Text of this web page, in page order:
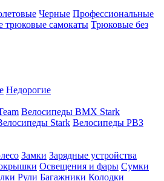
Черные Профессиональные
трюковые самокаты Трюковые без
Недорогие
Велосипеды BMX Stark
Stark Велосипеды РВЗ
Замки Зарядные устройства
Освещения и фары Сумки
Рули Багажники Колодки